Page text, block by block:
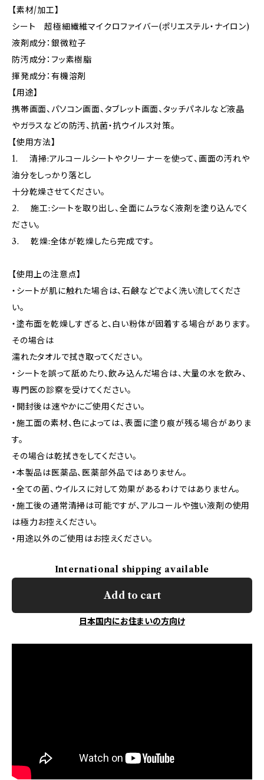
【素材/加工】
シート 超極細繊維マイクロファイバー(ポリエステル・ナイロン)
液剤成分：銀微粒子
防汚成分：フッ素樹脂
揮発成分：有機溶剤
【用途】
携帯画面、パソコン画面、タブレット画面、タッチパネルなど液晶
やガラスなどの防汚、抗菌・抗ウイルス対策。
【使用方法】
1. 清掃:アルコールシートやクリーナーを使って、画面の汚れや
油分をしっかり落とし
十分乾燥させてください。
2. 施工:シートを取り出し、全面にムラなく液剤を塗り込んでく
ださい。
3. 乾燥:全体が乾燥したら完成です。
【使用上の注意点】
・シートが肌に触れた場合は、石鹸などでよく洗い流してくださ
い。
・塗布面を乾燥しすぎると、白い粉体が固着する場合があります。
その場合は
濡れたタオルで拭き取ってください。
・シートを誤って舐めたり、飲み込んだ場合は、大量の水を飲み、
専門医の診察を受けてください。
・開封後は速やかにご使用ください。
・施工面の素材、色によっては、表面に塗り痕が残る場合がありま
す。
その場合は乾拭きをしてください。
・本製品は医薬品、医薬部外品ではありません。
・全ての菌、ウイルスに対して効果があるわけではありません。
・施工後の通常清掃は可能ですが、アルコールや強い液剤の使用
は極力お控えください。
・用途以外のご使用はお控えください。
International shipping available
Add to cart
日本国内にお住まいの方向け